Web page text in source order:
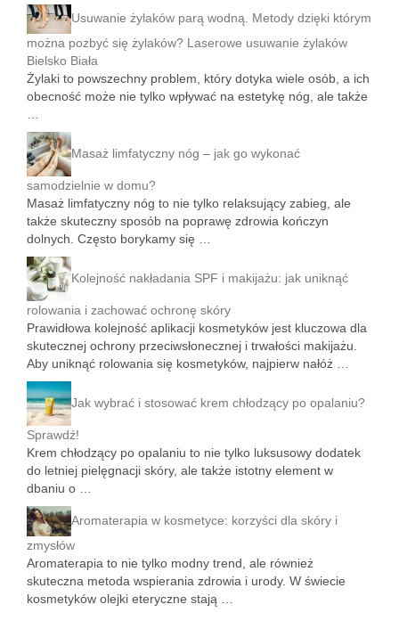
Usuwanie żylaków parą wodną. Metody dzięki którym
można pozbyć się żylaków? Laserowe usuwanie żylaków
Bielsko Biała
Żylaki to powszechny problem, który dotyka wiele osób, a ich
obecność może nie tylko wpływać na estetykę nóg, ale także
…
Masaż limfatyczny nóg – jak go wykonać
samodzielnie w domu?
Masaż limfatyczny nóg to nie tylko relaksujący zabieg, ale
także skuteczny sposób na poprawę zdrowia kończyn
dolnych. Często borykamy się …
Kolejność nakładania SPF i makijażu: jak uniknąć
rolowania i zachować ochronę skóry
Prawidłowa kolejność aplikacji kosmetyków jest kluczowa dla
skutecznej ochrony przeciwsłonecznej i trwałości makijażu.
Aby uniknąć rolowania się kosmetyków, najpierw nałóż …
Jak wybrać i stosować krem chłodzący po opalaniu?
Sprawdź!
Krem chłodzący po opalaniu to nie tylko luksusowy dodatek
do letniej pielęgnacji skóry, ale także istotny element w
dbaniu o …
Aromaterapia w kosmetyce: korzyści dla skóry i
zmysłów
Aromaterapia to nie tylko modny trend, ale również
skuteczna metoda wspierania zdrowia i urody. W świecie
kosmetyków olejki eteryczne stają …